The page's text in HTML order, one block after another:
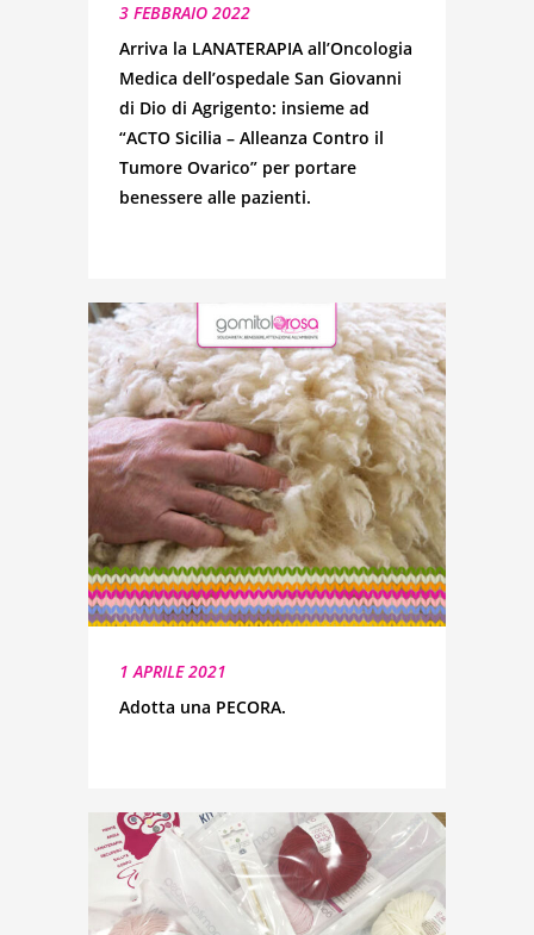
3 FEBBRAIO 2022
Arriva la LANATERAPIA all’Oncologia
Medica dell’ospedale San Giovanni
di Dio di Agrigento: insieme ad
“ACTO Sicilia – Alleanza Contro il
Tumore Ovarico” per portare
benessere alle pazienti.
1 APRILE 2021
Adotta una PECORA.